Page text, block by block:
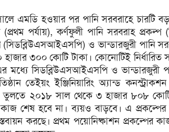
এমডি হওয়ার পর পানি সরবরাহে চারটি
পর্যায়), কর্ণফুলী পানি সরবরাহ প্রকল্প
ও ভান্ডারজুরী পানি
হাজার ৩০০ কোটি টাকা। কোনোটিই
মধ্যে সিডব্লিউএসআইএসপি ও ভান্ডারজুরী
তেইয়ং ইঞ্জিনিয়ারিং অ্যান্ড
তুলতে ২০১৮ সাল থেকে ৩ হাজার ৮০৮
শেষ হবে না। ব্যয়ও বাড়বে। এ প্রকল্পের
করছে। প্রথম পয়োনিষ্কাশন